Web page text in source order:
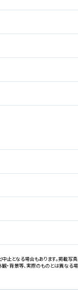
なる場合もあります。掲載写
・背景等、実際のものとは異なる場